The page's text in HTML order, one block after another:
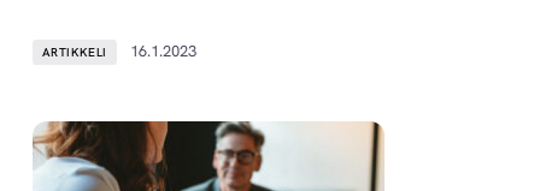
ARTIKKELI 16.1.2023